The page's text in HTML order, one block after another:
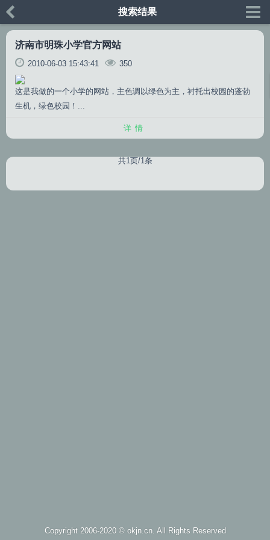
搜索结果
济南市明珠小学官方网站
2010-06-03 15:43:41 350
这是我做的一个小学的网站，主色调以绿色为主，衬托出校园的蓬勃
生机，绿色校园！...
详情
共1页/1条
Copyright 2006-2020 © okjn.cn. All Rights Reserved